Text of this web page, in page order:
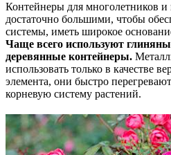
Контейнеры для многолетников
достаточно большими, чтобы
системы, иметь широкое
Чаще всего используют
деревянные контейнеры.
использовать только в качестве
элемента, они быстро
корневую систему растений.